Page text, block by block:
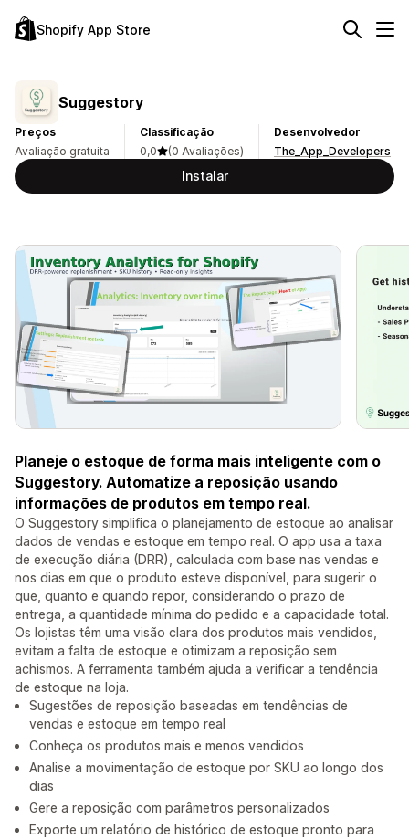
Shopify App Store
Suggestory
Preços
Avaliação gratuita
Classificação
0,0
(0 Avaliações)
Desenvolvedor
The_App_Developers
Instalar
Planeje o estoque de forma mais inteligente com o
Suggestory. Automatize a reposição usando
informações de produtos em tempo real.
O Suggestory simplifica o planejamento de estoque ao analisar
dados de vendas e estoque em tempo real. O app usa a taxa
de execução diária (DRR), calculada com base nas vendas e
nos dias em que o produto esteve disponível, para sugerir o
que, quanto e quando repor, considerando o prazo de
entrega, a quantidade mínima do pedido e a capacidade total.
Os lojistas têm uma visão clara dos produtos mais vendidos,
evitam a falta de estoque e otimizam a reposição sem
achismos. A ferramenta também ajuda a verificar a tendência
de estoque na loja.
Sugestões de reposição baseadas em tendências de
vendas e estoque em tempo real
Conheça os produtos mais e menos vendidos
Analise a movimentação de estoque por SKU ao longo dos
dias
Gere a reposição com parâmetros personalizados
Exporte um relatório de histórico de estoque pronto para